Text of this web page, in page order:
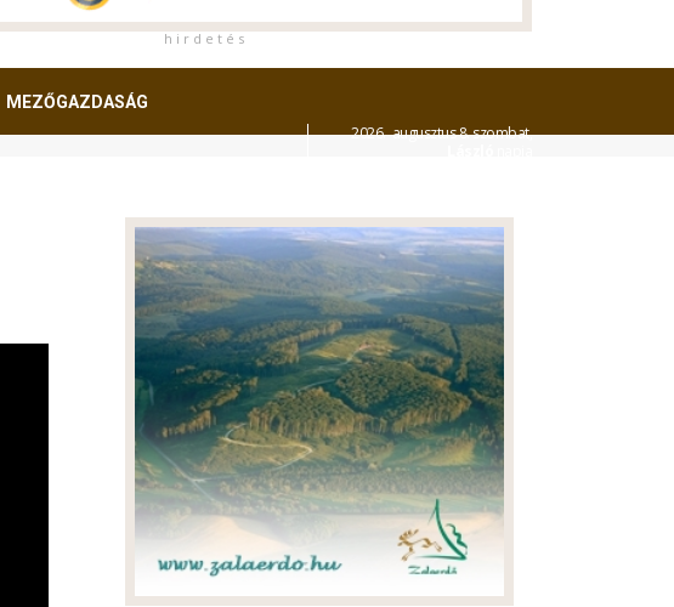
h i r d e t é s
MEZŐGAZDASÁG
2026. augusztus 8. szombat,